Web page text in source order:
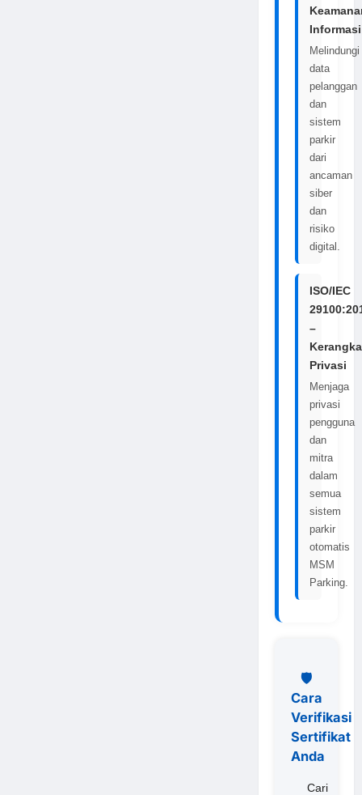
Informasi
Melindungi
data
pelanggan
dan
sistem
parkir
dari
ancaman
siber
dan
risiko
digital.
ISO/IEC
–
Kerangka
Privasi
Menjaga
privasi
pengguna
dan
mitra
dalam
semua
sistem
parkir
otomatis
MSM
Parking.
🛡️
Cara
Verifikasi
Sertifikat
Anda
Cari